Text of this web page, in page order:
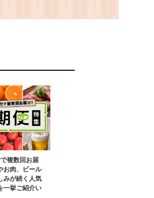
ク付き 贈答用 プレゼン
複数回お届
お肉、ビール
みが続く人気
一挙ご紹介い